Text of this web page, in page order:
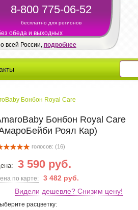
8-800 775-06-52
бесплатно для регионов
обеда и выходных
всей России, подробнее
Бонбон Royal Care
Бонбон Royal Care
Роял Кар)
голосов: (16)
3 590 руб.
по карте:
3 482 руб.
Видели дешевле? Снизим цену!
расцветку: